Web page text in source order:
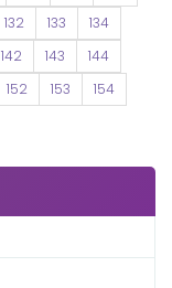
132 133
134
142 143
144
152 153
154